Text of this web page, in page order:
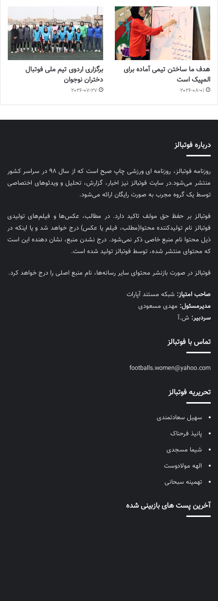
هدف ما ساختن تیمی آماده برای
المپیک است
2026-08-01
برگزاری اردوی تیم ملی فوتبال
دختران نوجوان
2026-07-27
درباره فوتبالز
روزنامه فوتبالز، روزنامه ای ورزشی چاپ صبح است که از سال ۹۸ در سراسر کشور
منتشر می‌شود.در سایت فوتبالز نیز اخبار، گزارش، تحلیل و ویدئوهای اختصاصی
توسط یک گروه مجرب به صورت رایگان ارائه می‌شود.
فوتبالز بر حفظ حق مولف تاکید دارد. در مطالب، عکس‌ها و فیلم‌های تولیدی
فوتبالز نام تولیدکننده محتوا(مطلب، فیلم یا عکس) درج خواهد شد و یا اینکه در
ذیل محتوا نام منبع خاصی ذکر نمی‌‎شود. درج نشدن منبع، نشان دهنده این است
که محتوای منتشر شده، توسط فوتبالز تولید شده است.
فوتبالز در صورت بازنشر محتوای سایر رسانه‌ها، نام منبع اصلی را درج خواهد کرد.
صاحب امتیاز: شبکه مستند آپارات
مديرمسئول: مهدی مسعودی
سردبیر: ش.آ
تماس با فوتبالز
footballs.women@yahoo.com
تحریریه فوتبالز
سهیل سعادتمندی
پانیذ فرحناک
شیما مسجدی
الهه مولادوست
تهمینه سبحانی
آخرین پست های بازبینی شده